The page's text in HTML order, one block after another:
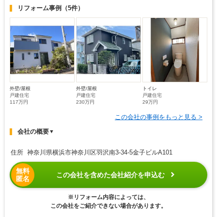
リフォーム事例 （5件）
外壁/屋根
戸建住宅
117万円
外壁/屋根
戸建住宅
230万円
トイレ
戸建住宅
29万円
この会社の事例をもっと見る >
会社の概要▼
住所 神奈川県横浜市神奈川区羽沢南3-34-5金子ビルA101
無料
匿名
この会社を含めた会社紹介を申込む
※リフォーム内容によっては、
この会社をご紹介できない場合があります。